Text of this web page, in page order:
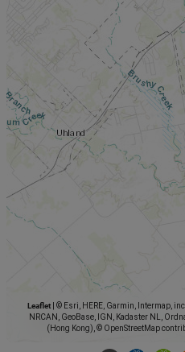
Leaflet
© Esri, HERE, Garmin, Intermap,
NRCAN, GeoBase, IGN, Kadaster NL,
(Hong Kong), © OpenStreetMap